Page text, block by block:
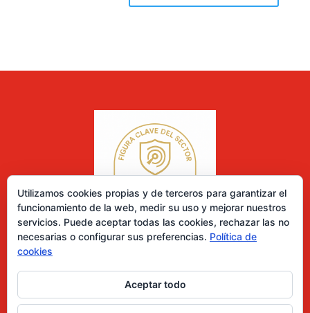
0 elementos
Utilizamos cookies propias y de terceros para garantizar el
funcionamiento de la web, medir su uso y mejorar nuestros
servicios. Puede aceptar todas las cookies, rechazar las no
necesarias o configurar sus preferencias. Política de
cookies
Aceptar todo